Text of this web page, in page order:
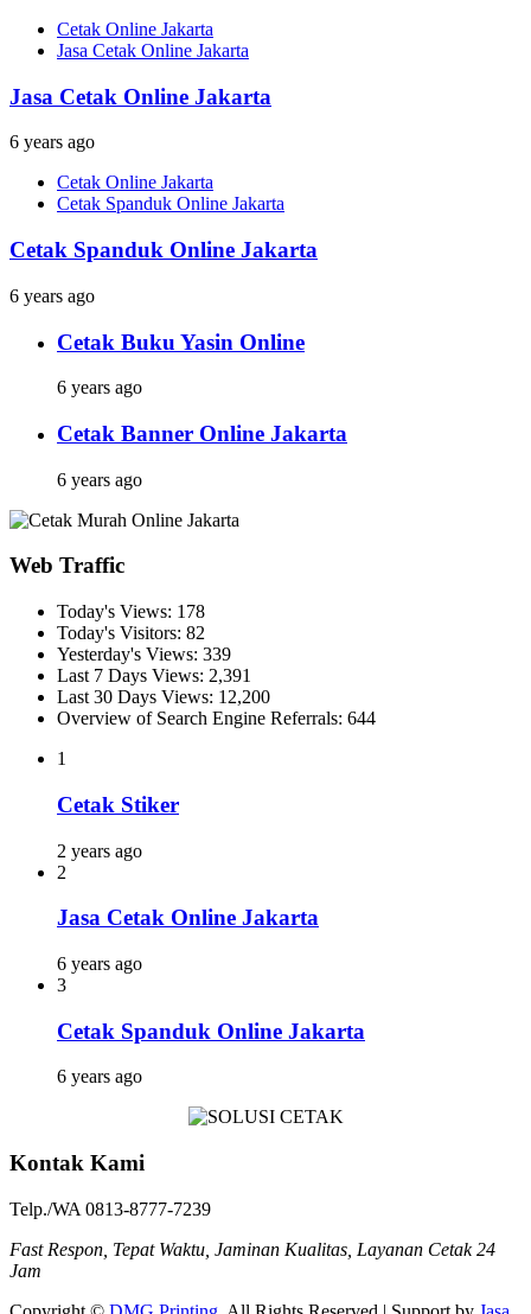
Cetak Online Jakarta
Jasa Cetak Online Jakarta
Jasa Cetak Online Jakarta
6 years ago
Cetak Online Jakarta
Cetak Spanduk Online Jakarta
Cetak Spanduk Online Jakarta
6 years ago
Cetak Buku Yasin Online
6 years ago
Cetak Banner Online Jakarta
6 years ago
Web Traffic
Today's Views: 178
Today's Visitors: 82
Yesterday's Views: 339
Last 7 Days Views: 2,391
Last 30 Days Views: 12,200
Overview of Search Engine Referrals: 644
1
Cetak Stiker
2 years ago
2
Jasa Cetak Online Jakarta
6 years ago
3
Cetak Spanduk Online Jakarta
6 years ago
Kontak Kami
Telp./WA 0813-8777-7239
Fast Respon, Tepat Waktu, Jaminan Kualitas, Layanan Cetak 24
Jam